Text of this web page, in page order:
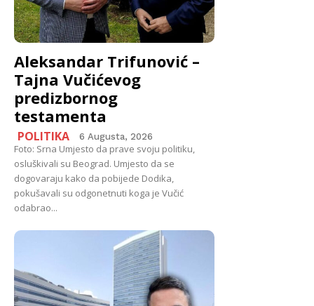
Aleksandar Trifunović –
Tajna Vučićevog
predizbornog
testamenta
POLITIKA 6 Augusta, 2026
Foto: Srna Umjesto da prave svoju politiku,
osluškivali su Beograd. Umjesto da se
dogovaraju kako da pobijede Dodika,
pokušavali su odgonetnuti koga je Vučić
odabrao...